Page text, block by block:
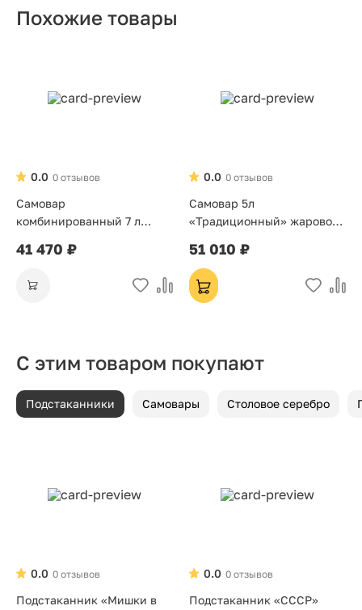
Похожие товары
0 отзывов
0.0
Самовар
комбинированный 7 л
41 470 ₽
0 отзывов
0.0
Самовар 5л
«Традиционный» жаровой
51 010 ₽
С этим товаром покупают
Подстаканники Самовары Столовое серебро
0 отзывов
0.0
Подстаканник «Мишки в
0 отзывов
0.0
Подстаканник «СССР»